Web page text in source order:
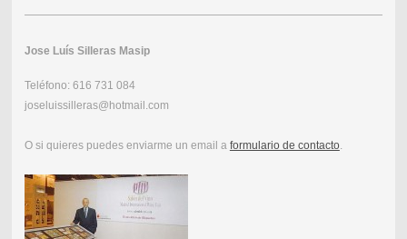
Jose Luís Silleras Masip
Teléfono: 616 731 084
joseluissilleras@hotmail.com
O si quieres puedes enviarme un email a formulario de contacto.